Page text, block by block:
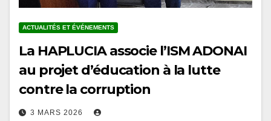
La HAPLUCIA associe l’ISM ADONAI
au projet d’éducation à la lutte
contre la corruption
En marge des conférences organisées à l’Université